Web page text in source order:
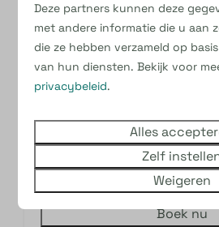
Chalet standaard | 6 persoons
vr 14 aug
ma 17 aug (10:00 uur)
Boek nu
Deze partners kunnen deze
met andere informatie die u aan
die ze hebben verzameld op
van hun diensten. Bekijk voor
privacybeleid.
Alles
Zelf
Weigeren